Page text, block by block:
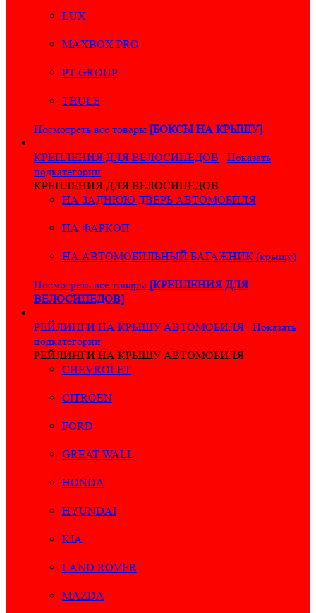
LUX
MAXBOX PRO
PT GROUP
THULE
Посмотреть все товары [БОКСЫ НА КРЫШУ]
КРЕПЛЕНИЯ ДЛЯ ВЕЛОСИПЕДОВ
Показать
подкатегории
КРЕПЛЕНИЯ ДЛЯ ВЕЛОСИПЕДОВ
НА ЗАДНЮЮ ДВЕРЬ АВТОМОБИЛЯ
НА ФАРКОП
НА АВТОМОБИЛЬНЫЙ БАГАЖНИК (крышу)
Посмотреть все товары [КРЕПЛЕНИЯ ДЛЯ
ВЕЛОСИПЕДОВ]
РЕЙЛИНГИ НА КРЫШУ АВТОМОБИЛЯ
Показать
подкатегории
РЕЙЛИНГИ НА КРЫШУ АВТОМОБИЛЯ
CHEVROLET
CITROEN
FORD
GREAT WALL
HONDA
HYUNDAI
KIA
LAND ROVER
MAZDA